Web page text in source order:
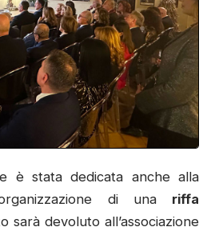
è stata dedicata anche alla
di una riffa
sarà devoluto all’associazione